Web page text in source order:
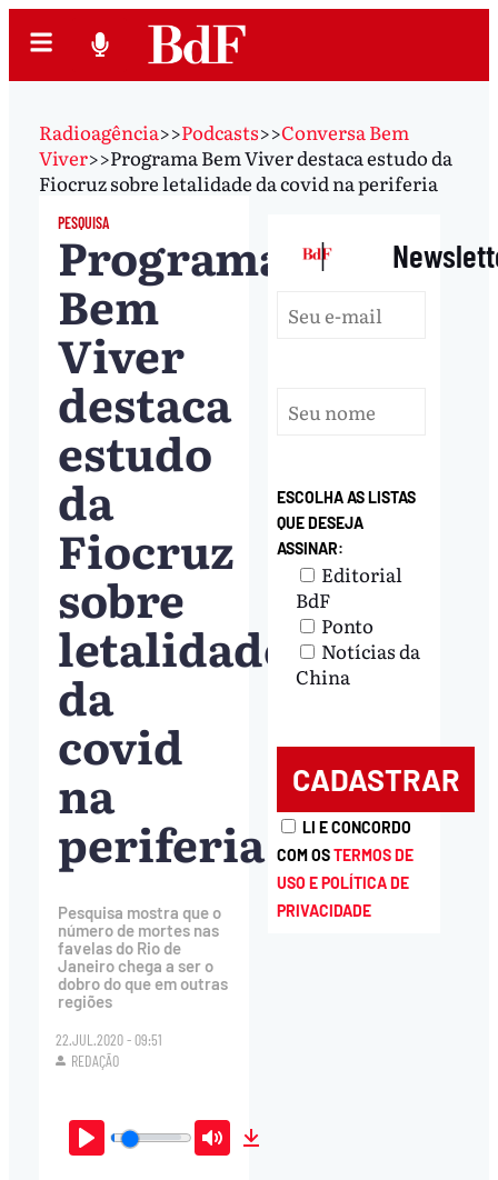
Radioagência>>Podcasts>>Conversa Bem
Viver>>Programa Bem Viver destaca estudo da
Fiocruz sobre letalidade da covid na periferia
PESQUISA
Programa
Bem
Viver
destaca
estudo
da
Fiocruz
sobre
letalidade
da
covid
na
periferia
Pesquisa mostra que o
número de mortes nas
favelas do Rio de
Janeiro chega a ser o
dobro do que em outras
regiões
22.JUL.2020 - 09:51
REDAÇÃO
Play Mute
|
ESCOLHA AS LISTAS
QUE DESEJA
ASSINAR:
Editorial
BdF
Ponto
Notícias da
China
LI E CONCORDO
COM OSTERMOS DE
USO E POLÍTICA DE
PRIVACIDADE